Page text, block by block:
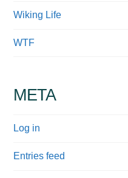
Wiking Life
WTF
META
Log in
Entries feed